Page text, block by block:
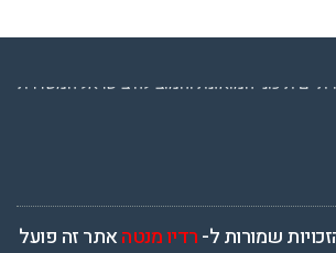
רדיו מנטהאתר זה פועל